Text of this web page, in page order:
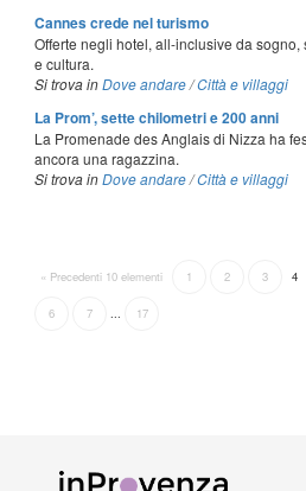
Cannes crede nel turismo
Offerte negli hotel, all-inclusive da
e cultura.
Si trova in Dove andare /Città e villaggi
La Prom’, sette chilometri e 200 anni
La Promenade des Anglais di Nizza ha
ancora una ragazzina.
Si trova in Dove andare /Città e villaggi
« Precedenti 10 elementi 1 2 3 4
6 7 17